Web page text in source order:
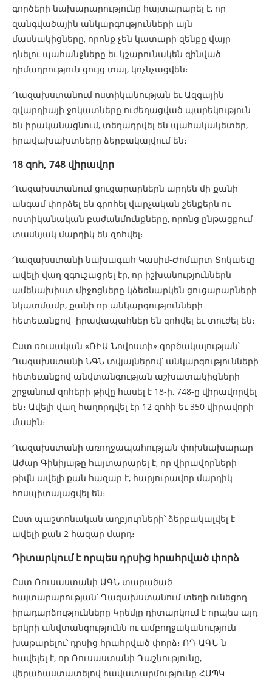
գործերի նախարարությունը հայտարարել է, որ
զանգվածային անկարգությունների այն
մասնակիցները, որոնք չեն կատարի զենքը վայր
դնելու պահանջները եւ կշարունակեն զինված
դիմադրություն ցույց տալ, կոչնչացվեն։
Ղազախստանում ոստիկանության եւ Ազգային
գվարդիայի ջոկատները ուժեղացված պարեկություն
են իրականացնում, տեղադրվել են պահակակետեր,
իրավախախտները ձերբակալվում են։
18 զոհ, 748 վիրավոր
Ղազախստանում ցուցարարներն արդեն մի քանի
անգամ փորձել են գրոհել վարչական շենքերն ու
ոստիկանական բաժանմունքները, որոնց ընթացքում
տասնյակ մարդիկ են զոհվել։
Ղազախստանի նախագահ Կասիմ-Ժոմարտ Տոկաեւը
ավելի վաղ զգուշացրել էր, որ իշխանություններն
ամենախիստ միջոցները կձեռնարկեն ցուցարարների
նկատմամբ, քանի որ անկարգությունների
հետեւանքով իրավապահներ են զոհվել եւ տուժել են։
Ըստ ռուսական «ՌԻԱ Նովոստի» գործակալության՝
Ղազախստանի ՆԳՆ տվյալներով՝ անկարգությունների
հետեւանքով անվտանգության աշխատակիցների
շրջանում զոհերի թիվը հասել է 18-ի, 748-ը վիրավորվել
են։ Ավելի վաղ հաղորդվել էր 12 զոհի եւ 350 վիրավորի
մասին։
Ղազախստանի առողջապահության փոխնախարար
Աժար Գինիյաթը հայտարարել է, որ վիրավորների
թիվն ավելի քան հազար է, հարյուրավոր մարդիկ
հոսպիտալացվել են։
Ըստ պաշտոնական աղբյուրների՝ ձերբակալվել է
ավելի քան 2 հազար մարդ։
Դիտարկում է որպես դրսից հրահրված փորձ
Ըստ Ռուսաստանի ԱԳՆ տարածած
հայտարարության՝ Ղազախստանում տեղի ունեցող
իրադարձությունները Կրեմլը դիտարկում է որպես այդ
երկրի անվտանգությունն ու ամբողջականություն
խաթարելու՝ դրսից հրահրված փորձ։ ՌԴ ԱԳՆ-ն
հավելել է, որ Ռուսաստանի Դաշնությունը,
վերահաստատելով հավատարմությունը ՀԱՊԿ